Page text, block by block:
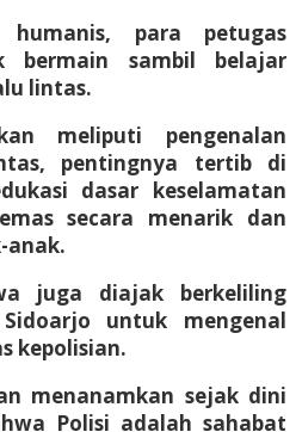
humanis, para petugas
bermain sambil belajar
lintas.
meliputi pengenalan
pentingnya tertib di
dasar keselamatan
secara menarik dan
anak.
juga diajak berkeliling
untuk mengenal
kepolisian.
menanamkan sejak dini
Polisi adalah sahabat